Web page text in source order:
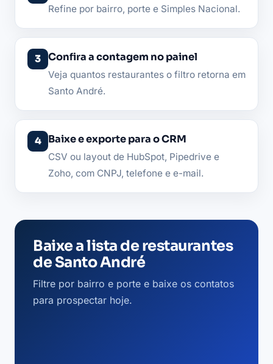
Refine por bairro, porte e Simples Nacional.
Confira a contagem no painel
Veja quantos restaurantes o filtro retorna em
Santo André.
Baixe e exporte para o CRM
CSV ou layout de HubSpot, Pipedrive e
Zoho, com CNPJ, telefone e e-mail.
Baixe a lista de restaurantes
de Santo André
Filtre por bairro e porte e baixe os contatos
para prospectar hoje.